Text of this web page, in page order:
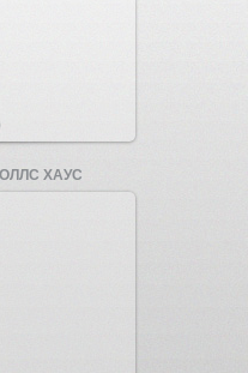
ХАУС